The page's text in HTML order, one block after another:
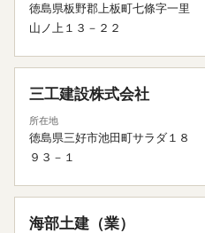
徳島県板野郡上板町七條字一里
山ノ上１３－２２
三工建設株式会社
所在地
徳島県三好市池田町サラダ１８
９３－１
海部土建（業）